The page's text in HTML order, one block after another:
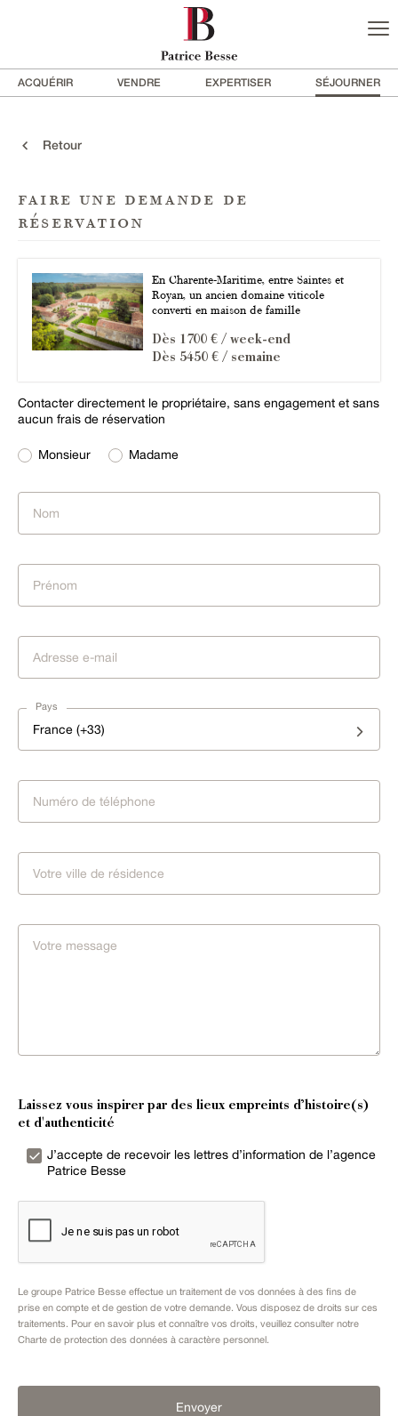
ACQUÉRIR VENDRE EXPERTISER SÉJOURNER
Retour
faire une demande de
réservation
En Charente-Maritime, entre Saintes et
Royan, un ancien domaine viticole
converti en maison de famille
Dès 1700 € / week-end
Dès 5450 € / semaine
Contacter directement le propriétaire, sans engagement et sans
aucun frais de réservation
Monsieur Madame
Pays
France (+33)
Laissez vous inspirer par des lieux empreints d’histoire(s)
et d'authenticité
J’accepte de recevoir les lettres d’information de l’agence
Patrice Besse
Le groupe Patrice Besse effectue un traitement de vos données à des fins de
prise en compte et de gestion de votre demande. Vous disposez de droits sur ces
traitements. Pour en savoir plus et connaître vos droits, veuillez consulter notre
Charte de protection des données à caractère personnel .
Envoyer